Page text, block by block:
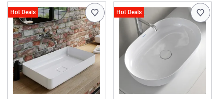
Hot Deals Hot Deals